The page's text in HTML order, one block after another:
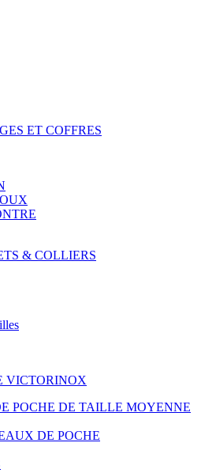
ET COFFRES
& COLLIERS
VICTORINOX
POCHE DE TAILLE MOYENNE
DE POCHE